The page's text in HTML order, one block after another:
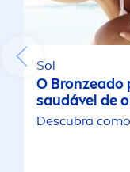
Sol
O Bronzeado
saudável de
Descubra